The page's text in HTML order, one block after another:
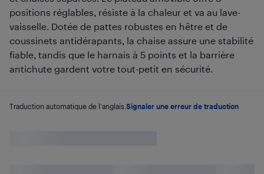
positions réglables, résiste à la chaleur et va au lave-
vaisselle. Dotée de pattes robustes en hêtre et de
coussinets antidérapants, la chaise assure une stabilité
fiable, tandis que le harnais à 5 points et la barrière
antichute gardent votre tout-petit en sécurité.
Traduction automatique de l'anglais. Signaler une erreur de traduction